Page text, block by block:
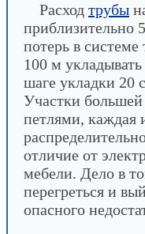
Расход трубы
приблизительно
потерь в
100 м
шаге укладки 20
Участки большей
петлями, каждая
отличие от
мебели. Дело в
перегреться и
опасного